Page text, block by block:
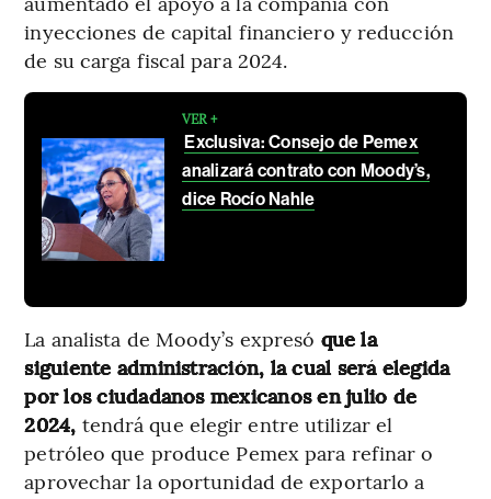
inyecciones de capital financiero y reducción
de su carga fiscal para 2024.
VER +
Exclusiva: Consejo de Pemex
analizará contrato con Moody’s,
dice Rocío Nahle
La analista de Moody’s expresó que la
siguiente administración, la cual será elegida
por los ciudadanos mexicanos en julio de
2024, tendrá que elegir entre utilizar el
petróleo que produce Pemex para refinar o
aprovechar la oportunidad de exportarlo a